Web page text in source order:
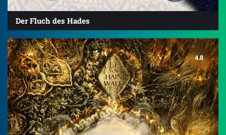
Der Fluch des Hades
4.8